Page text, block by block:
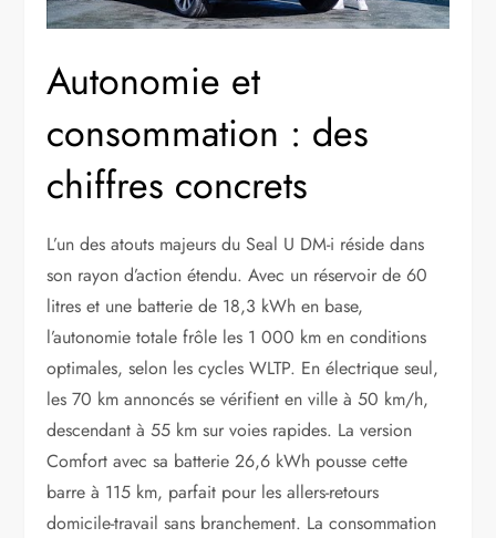
Autonomie et
consommation : des
chiffres concrets
L’un des atouts majeurs du Seal U DM-i réside dans
son rayon d’action étendu. Avec un réservoir de 60
litres et une batterie de 18,3 kWh en base,
l’autonomie totale frôle les 1 000 km en conditions
optimales, selon les cycles WLTP. En électrique seul,
les 70 km annoncés se vérifient en ville à 50 km/h,
descendant à 55 km sur voies rapides. La version
Comfort avec sa batterie 26,6 kWh pousse cette
barre à 115 km, parfait pour les allers-retours
domicile-travail sans branchement. La consommation